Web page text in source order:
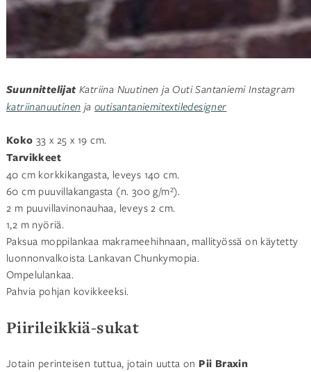
Suunnittelijat Katriina Nuutinen ja Outi Santaniemi Instagram
katriinanuutinen ja outisantaniemitextiledesigner
Koko 33 x 25 x 19 cm.
Tarvikkeet
40 cm korkkikangasta, leveys 140 cm.
60 cm puuvillakangasta (n. 300 g/m²).
2 m puuvillavinonauhaa, leveys 2 cm.
1,2 m nyöriä.
Paksua moppilankaa makrameehihnaan, mallityössä on käytetty
luonnonvalkoista Lankavan Chunkymopia.
Ompelulankaa.
Pahvia pohjan kovikkeeksi.
Piirileikkiä-sukat
Jotain perinteisen tuttua, jotain uutta on Pii Braxin